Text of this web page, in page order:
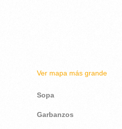
Ver mapa más grande
Sopa
Garbanzos